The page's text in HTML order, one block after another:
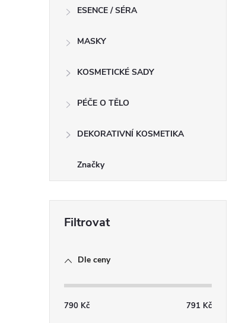
ESENCE / SÉRA
MASKY
KOSMETICKÉ SADY
PÉČE O TĚLO
DEKORATIVNÍ KOSMETIKA
Značky
Dle ceny
790 Kč 791 Kč